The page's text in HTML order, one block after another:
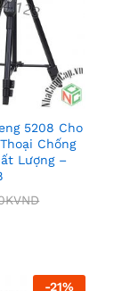
5208 Cho
Chống
Lượng –
VND
VND
-21%